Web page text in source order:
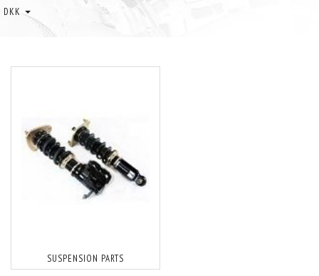
DKK
SUSPENSION PARTS